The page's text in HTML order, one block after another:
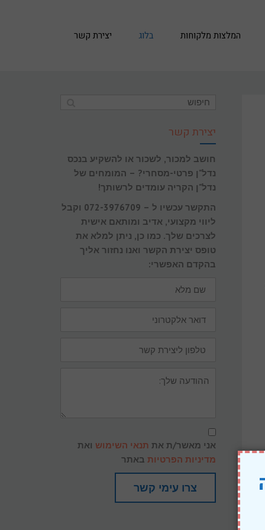
המלצות מלקוחות בלוג יצירת קשר
יצירת קשר
חושב למכור, לשכור או להשקיע בנכס
נדל"ן פרטי-מסחרי? – המומחים של
נדל"ן הקריה עומדים לרשותך!
התקשר עכשיו ל – 072-3976709 וקבל
ליווי מקצועי, אדיב ומותאם אישית
לצרכים שלך. כמו כן, ניתן למלא את
טופס יצירת הקשר ואנו נחזור אליך
בהקדם האפשרי:
מלא
אלקטרוני
ליצירת
שלך:
תנאי
שימוש
ומדיניות
פרטיות
אני מאשר/ת את תנאי השימוש ואת
מדיניות הפרטיות באתר
צרו עימי קשר